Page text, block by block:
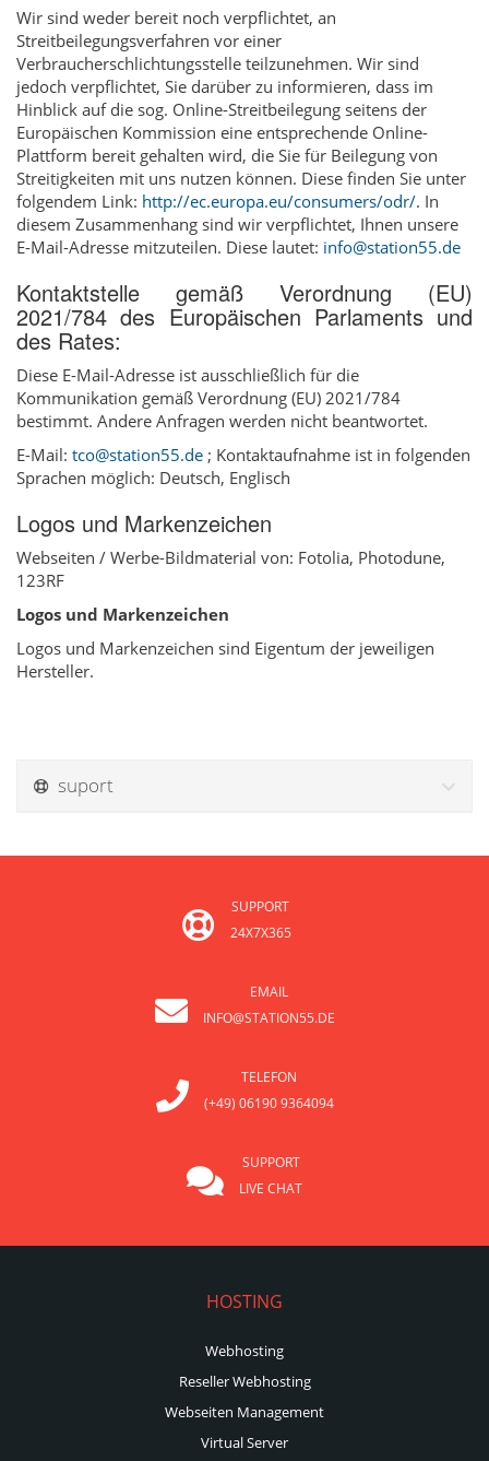
Wir sind weder bereit noch verpflichtet, an
Streitbeilegungsverfahren vor einer
Verbraucherschlichtungsstelle teilzunehmen. Wir sind
jedoch verpflichtet, Sie darüber zu informieren, dass im
Hinblick auf die sog. Online-Streitbeilegung seitens der
Europäischen Kommission eine entsprechende Online-
Plattform bereit gehalten wird, die Sie für Beilegung von
Streitigkeiten mit uns nutzen können. Diese finden Sie unter
folgendem Link: http://ec.europa.eu/consumers/odr/. In
diesem Zusammenhang sind wir verpflichtet, Ihnen unsere
E-Mail-Adresse mitzuteilen. Diese lautet: info@station55.de
Kontaktstelle gemäß Verordnung (EU)
2021/784 des Europäischen Parlaments und
des Rates:
Diese E-Mail-Adresse ist ausschließlich für die
Kommunikation gemäß Verordnung (EU) 2021/784
bestimmt. Andere Anfragen werden nicht beantwortet.
E-Mail: tco@station55.de ; Kontaktaufnahme ist in folgenden
Sprachen möglich: Deutsch, Englisch
Logos und Markenzeichen
Webseiten / Werbe-Bildmaterial von: Fotolia, Photodune,
123RF
Logos und Markenzeichen
Logos und Markenzeichen sind Eigentum der jeweiligen
Hersteller.
suport
SUPPORT
24X7X365
EMAIL
INFO@STATION55.DE
TELEFON
(+49) 06190 9364094
SUPPORT
LIVE CHAT
HOSTING
Webhosting
Reseller Webhosting
Webseiten Management
Virtual Server